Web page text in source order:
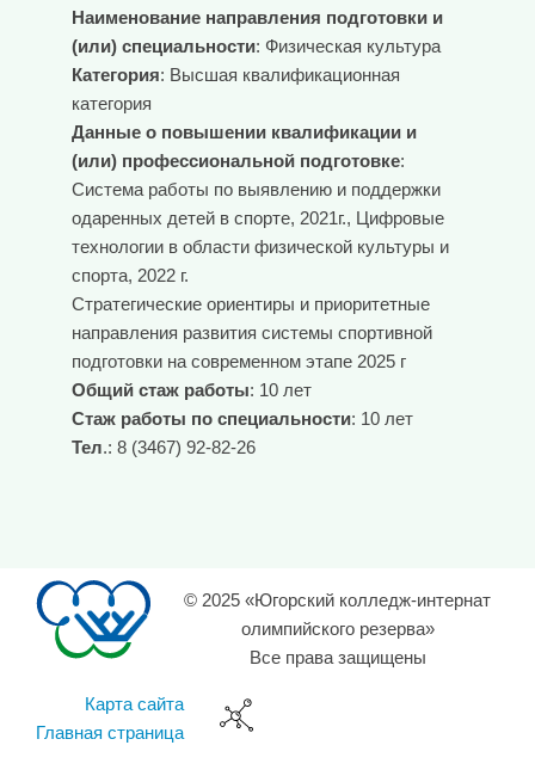
Наименование направления подготовки и
(или) специальности: Физическая культура
Категория: Высшая квалификационная
категория
Данные о повышении квалификации и
(или) профессиональной подготовке:
Система работы по выявлению и поддержки
одаренных детей в спорте, 2021г., Цифровые
технологии в области физической культуры и
спорта, 2022 г.
Стратегические ориентиры и приоритетные
направления развития системы спортивной
подготовки на современном этапе 2025 г
Общий стаж работы: 10 лет
Стаж работы по специальности: 10 лет
Тел.: 8 (3467) 92-82-26
© 2025 «Югорский колледж-интернат
олимпийского резерва»
Все права защищены
Карта сайта
Главная страница